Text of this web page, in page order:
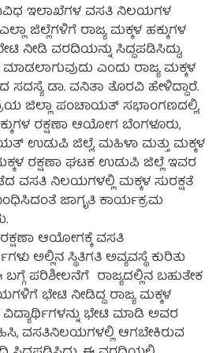
ವಿವಿಧ ಇಲಾಖೆಗಳ ವಸತಿ ನಿಲಯಗಳ
ಜಿಲ್ಲೆಗಳಿಗೆ ರಾಜ್ಯ ಮಕ್ಕಳ ಹಕ್ಕುಗಳ
ನೀಡಿ ವರದಿಯನ್ನು ಸಿದ್ದಪಡಿಸಿದ್ದು,
ಮಾಡಲಾಗುವುದು ಎಂದು ರಾಜ್ಯ ಮಕ್ಕಳ
ಸದಸ್ಯೆ ಡಾ. ವನಿತಾ ತೊರವಿ ಹೇಳಿದ್ದಾರೆ.
ಜಿಲ್ಲಾ ಪಂಚಾಯತ್ ಸಭಾಂಗಣದಲ್ಲಿ,
ರಕ್ಷಣಾ ಆಯೋಗ ಬೆಂಗಳೂರು,
ಉಡುಪಿ ಜಿಲ್ಲೆ, ಮಹಿಳಾ ಮತ್ತು ಮಕ್ಕಳ
ರಕ್ಷಣಾ ಘಟಕ ಉಡುಪಿ ಜಿಲ್ಲೆ ಇವರ
ವಸತಿ ನಿಲಯಗಳಲ್ಲಿ ಮಕ್ಕಳ ಸುರಕ್ಷತೆ
ಜಾಗೃತಿ ಕಾರ್ಯಕ್ರಮ
ಆಯೋಗಕ್ಕೆ ವಸತಿ
ಅಲ್ಲಿನ ಸ್ಥಿತಿಗತಿ ಅವ್ಯವಸ್ಥೆ ಕುರಿತು
ಪರಿಶೀಲನೆಗೆ ರಾಜ್ಯದಲ್ಲಿನ ಬಹುತೇಕ
ಭೇಟಿ ನೀಡಿದ್ದ ರಾಜ್ಯ ಮಕ್ಕಳ
ಭೇಟಿ ಮಾಡಿ ಅವರ
ವಸತಿನಿಲಯಗಳಲ್ಲಿ ಆಗಬೇಕಿರುವ